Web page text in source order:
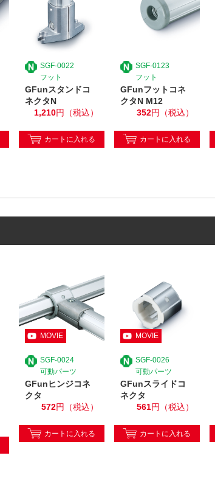
SGF-0022
フット
GFunスタンドコ
ネクタN
1,210円（税込）
カートに入れる
SGF-0123
フット
GFunフットコネ
クタN M12
352円（税込）
カートに入れる
SGF-0024
可動パーツ
GFunヒンジコネ
クタ
572円（税込）
カートに入れる
SGF-0026
可動パーツ
GFunスライドコ
ネクタ
561円（税込）
カートに入れる